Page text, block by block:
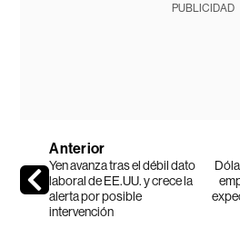
PUBLICIDAD
Anterior
Yen avanza tras el débil dato
laboral de EE.UU. y crece la
alerta por posible
intervención